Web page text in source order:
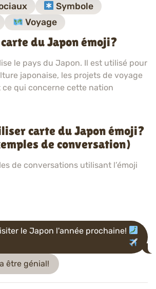
Symbole
Voyage
du Japon émoji?
le pays du Japon. Il est utilisé pour
japonaise, les projets de voyage
qui concerne cette nation
carte du Japon émoji?
de conversation)
de conversations utilisant l’émoji
le Japon l'année prochaine!
être génial!